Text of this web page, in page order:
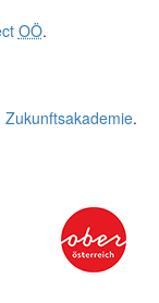
OÖ.
Zukunftsakademie.